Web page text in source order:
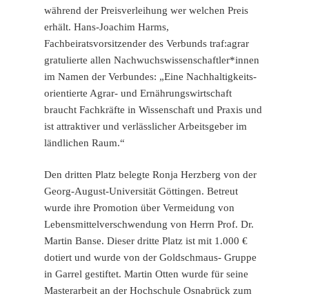
während der Preisverleihung wer welchen Preis
erhält. Hans-Joachim Harms,
Fachbeiratsvorsitzender des Verbunds traf:agrar
gratulierte allen Nachwuchswissenschaftler*innen
im Namen der Verbundes: „Eine Nachhaltigkeits-
orientierte Agrar- und Ernährungswirtschaft
braucht Fachkräfte in Wissenschaft und Praxis und
ist attraktiver und verlässlicher Arbeitsgeber im
ländlichen Raum.“
Den dritten Platz belegte Ronja Herzberg von der
Georg-August-Universität Göttingen. Betreut
wurde ihre Promotion über Vermeidung von
Lebensmittelverschwendung von Herrn Prof. Dr.
Martin Banse. Dieser dritte Platz ist mit 1.000 €
dotiert und wurde von der Goldschmaus- Gruppe
in Garrel gestiftet. Martin Otten wurde für seine
Masterarbeit an der Hochschule Osnabrück zum